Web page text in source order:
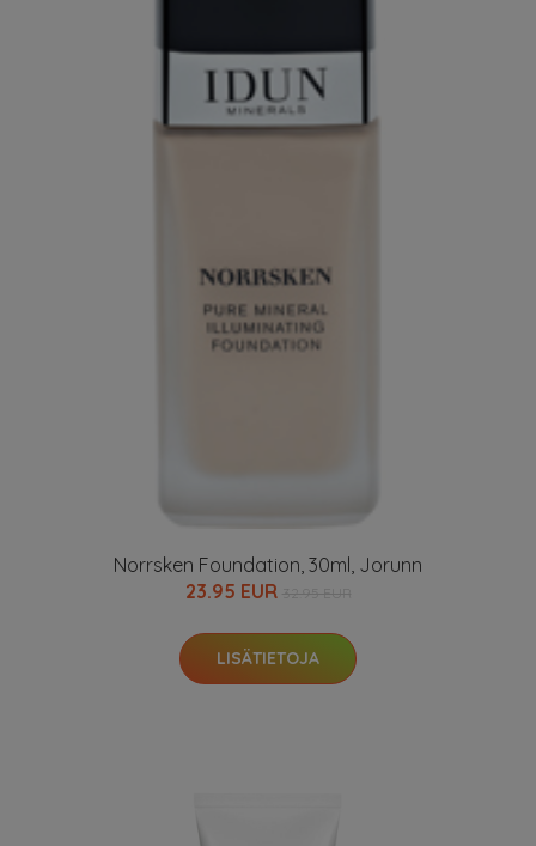
Norrsken Foundation, 30ml, Jorunn
23.95 EUR
LISÄTIETOJA